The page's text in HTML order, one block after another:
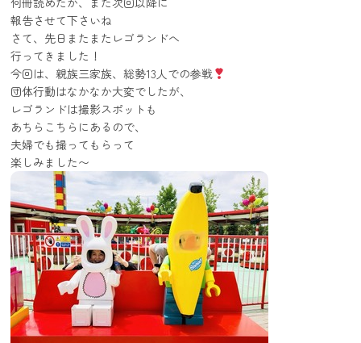
報告させて下さいね
さて、先日またまたレゴランドへ
行ってきました！
今回は、親族三家族、総勢13人での参戦
団体行動はなかなか大変でしたが、
レゴランドは撮影スポットも
あちらこちらにあるので、
夫婦でも撮ってもらって
楽しみました〜